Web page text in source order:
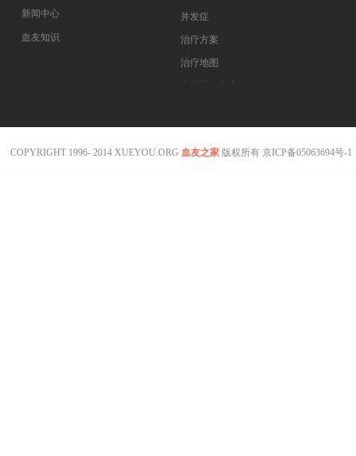
新闻中心
血友知识
并发症
治疗方案
治疗地图
COPYRIGHT 1996- 2014 XUEYOU.ORG 血友之家 版权所有 京ICP备05063694号-1